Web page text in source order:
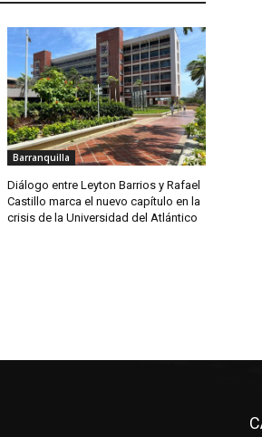
Barranquilla
Diálogo entre Leyton Barrios y Rafael
Castillo marca el nuevo capítulo en la
crisis de la Universidad del Atlántico